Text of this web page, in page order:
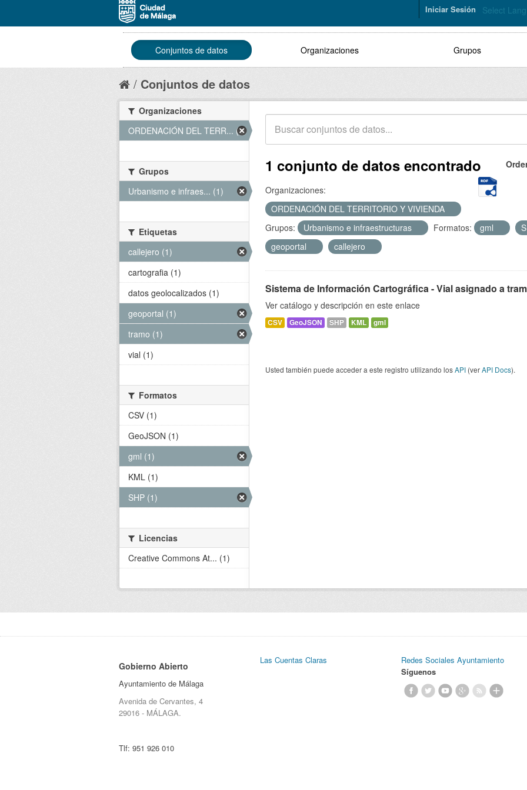
Select
Iniciar Sesión
Conjuntos de datos Organizaciones Grupos
Conjuntos de datos
1 conjunto de datos encontrado
Organizaciones:
ORDENACIÓN DEL TERRITORIO Y VIVIENDA
Grupos:
Urbanismo e infraestructuras Formatos: gml
geoportal
callejero
Sistema de Información Cartográfica - Vial asignado a
Ver catálogo y descripción en este enlace
CSV GeoJSON SHP KML gml
Usted también puede acceder a este registro utilizando losAPI (verAPI Docs).
Organizaciones
ORDENACIÓN DEL TERR... (1)
Grupos
Urbanismo e infraes... (1)
Etiquetas
callejero (1)
cartografia (1)
datos geolocalizados (1)
geoportal (1)
tramo (1)
vial (1)
Formatos
CSV (1)
GeoJSON (1)
gml (1)
KML (1)
SHP (1)
Licencias
Creative Commons At... (1)
Gobierno Abierto
Ayuntamiento de Málaga
Avenida de Cervantes, 4
29016 - MÁLAGA.
Tlf: 951 926 010
Las Cuentas Claras
Redes Sociales Ayuntamiento
Síguenos